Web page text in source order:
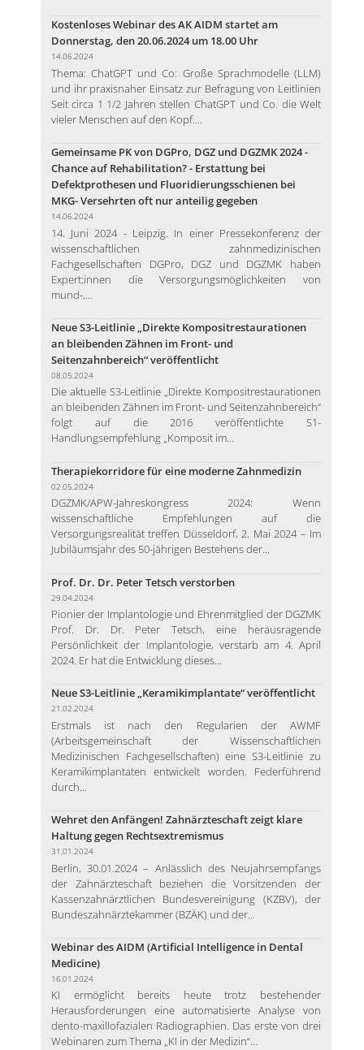
Kostenloses Webinar des AK AIDM startet am
Donnerstag, den 20.06.2024 um 18.00 Uhr
14.06.2024
Thema: ChatGPT und Co: Große Sprachmodelle (LLM)
und ihr praxisnaher Einsatz zur Befragung von Leitlinien
Seit circa 1 1/2 Jahren stellen ChatGPT und Co. die Welt
vieler Menschen auf den Kopf....
Gemeinsame PK von DGPro, DGZ und DGZMK 2024 -
Chance auf Rehabilitation? - Erstattung bei
Defektprothesen und Fluoridierungsschienen bei
MKG- Versehrten oft nur anteilig gegeben
14.06.2024
14. Juni 2024 - Leipzig. In einer Pressekonferenz der
wissenschaftlichen zahnmedizinischen
Fachgesellschaften DGPro, DGZ und DGZMK haben
Expert:innen die Versorgungsmöglichkeiten von
mund-,...
Neue S3-Leitlinie „Direkte Kompositrestaurationen
an bleibenden Zähnen im Front- und
Seitenzahnbereich“ veröffentlicht
08.05.2024
Die aktuelle S3-Leitlinie „Direkte Kompositrestaurationen
an bleibenden Zähnen im Front- und Seitenzahnbereich“
folgt auf die 2016 veröffentlichte S1-
Handlungsempfehlung „Komposit im...
Therapiekorridore für eine moderne Zahnmedizin
02.05.2024
DGZMK/APW-Jahreskongress 2024: Wenn
wissenschaftliche Empfehlungen auf die
Versorgungsrealität treffen Düsseldorf, 2. Mai 2024 – Im
Jubiläumsjahr des 50-jährigen Bestehens der...
Prof. Dr. Dr. Peter Tetsch verstorben
29.04.2024
Pionier der Implantologie und Ehrenmitglied der DGZMK
Prof. Dr. Dr. Peter Tetsch, eine herausragende
Persönlichkeit der Implantologie, verstarb am 4. April
2024. Er hat die Entwicklung dieses...
Neue S3-Leitlinie „Keramikimplantate“ veröffentlicht
21.02.2024
Erstmals ist nach den Regularien der AWMF
(Arbeitsgemeinschaft der Wissenschaftlichen
Medizinischen Fachgesellschaften) eine S3-Leitlinie zu
Keramikimplantaten entwickelt worden. Federführend
durch...
Wehret den Anfängen! Zahnärzteschaft zeigt klare
Haltung gegen Rechtsextremismus
31.01.2024
Berlin, 30.01.2024 – Anlässlich des Neujahrsempfangs
der Zahnärzteschaft beziehen die Vorsitzenden der
Kassenzahnärztlichen Bundesvereinigung (KZBV), der
Bundeszahnärztekammer (BZÄK) und der...
Webinar des AIDM (Artificial Intelligence in Dental
Medicine)
16.01.2024
KI ermöglicht bereits heute trotz bestehender
Herausforderungen eine automatisierte Analyse von
dento-maxillofazialen Radiographien. Das erste von drei
Webinaren zum Thema „KI in der Medizin“...